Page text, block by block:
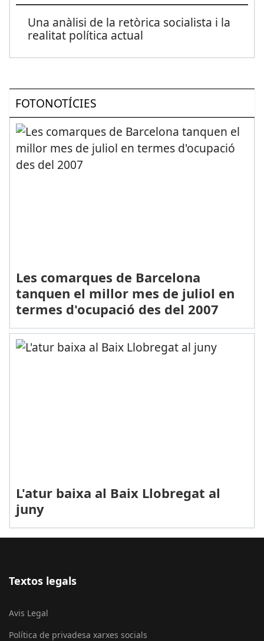
Una anàlisi de la retòrica socialista i la
realitat política actual
FOTONOTÍCIES
Les comarques de Barcelona
tanquen el millor mes de juliol en
termes d'ocupació des del 2007
L'atur baixa al Baix Llobregat al
juny
Textos legals
Avis Legal
Política de privadesa xarxes socials